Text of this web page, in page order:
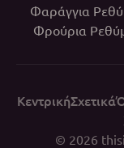
Φαράγγια
Φρούρια
ΚεντρικήΣχετικά
© 2026